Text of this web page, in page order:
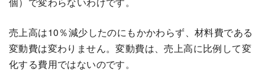
売上高は10％減少したのにもかかわらず、材料費である
変動費は変わりません。変動費は、売上高に比例して変
化する費用ではないのです。